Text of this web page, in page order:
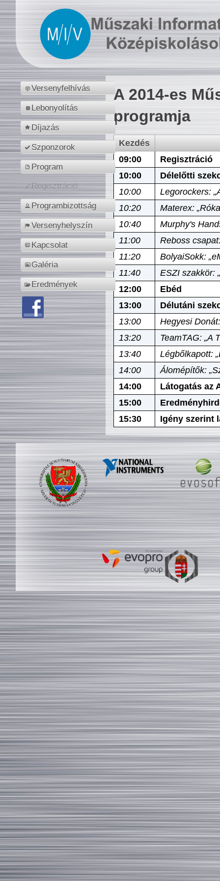
Versenyfelhívás
Lebonyolítás
Díjazás
Szponzorok
Program
Regisztráció
Programbizottság
Versenyhelyszín
Kapcsolat
Galéria
Eredmények
A 2014-es
programja
Kezdés
09:00
Regisztráció
10:00
Délelőtti
10:00
Legorockers:
10:20
Materex:
10:40
Murphy's
11:00
Reboss
11:20
BolyaiSokk:
11:40
ESZI szakkör:
12:00
Ebéd
13:00
Délutáni
13:00
Hegyesi
13:20
TeamTAG: „A
13:40
Légbőlkapott:
14:00
Álomépítők:
14:00
Látogatás az
15:00
15:30
Igény szerint